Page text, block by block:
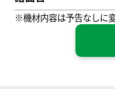
※機材内容は予告なしに